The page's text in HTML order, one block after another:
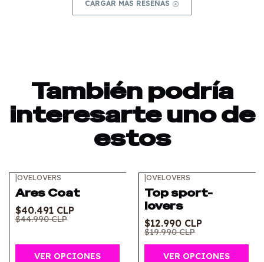
CARGAR MÁS RESEÑAS
También podría
interesarte uno de
estos
|OVELOVERS
Ares Coat
$40.491 CLP
$44.990 CLP
VER OPCIONES
|OVELOVERS
Top sport-
lovers
$12.990 CLP
$19.990 CLP
VER OPCIONES